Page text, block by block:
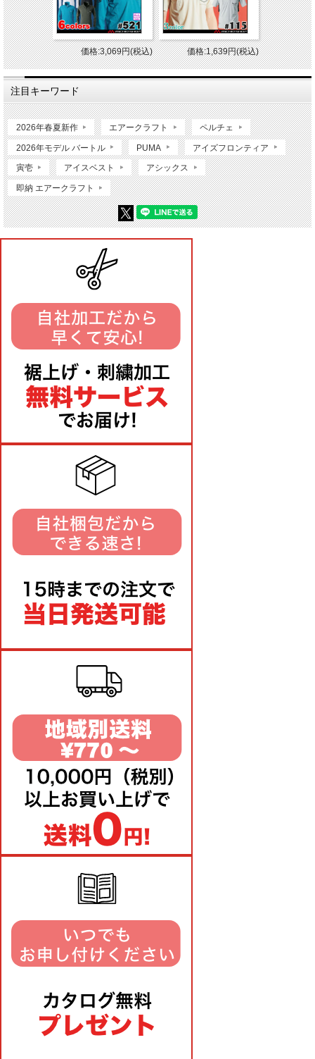
価格:3,069円(税込) 価格:1,639円(税込)
注目キーワード
2026年春夏新作 エアークラフト ペルチェ
2026年モデル バートル PUMA アイズフロンティア
寅壱 アイスベスト アシックス
即納 エアークラフト